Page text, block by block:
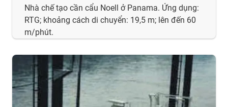
Nhà chế tạo cần cẩu Noell ở Panama. Ứng dụng:
RTG; khoảng cách di chuyển: 19,5 m; lên đến 60
m/phút.